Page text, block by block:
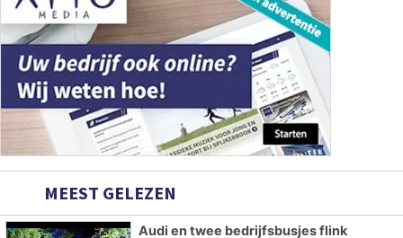
MEEST GELEZEN
Audi en twee bedrijfsbusjes flink